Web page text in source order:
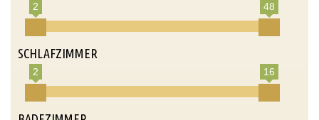
2 48
SCHLAFZIMMER
2 16